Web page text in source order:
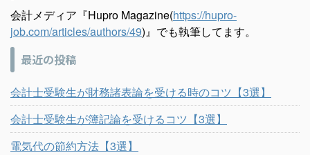
会計メディア『Hupro Magazine(https://hupro-
job.com/articles/authors/49)』でも執筆してます。
最近の投稿
会計士受験生が財務諸表論を受ける時のコツ【3選】
会計士受験生が簿記論を受けるコツ【3選】
電気代の節約方法【3選】